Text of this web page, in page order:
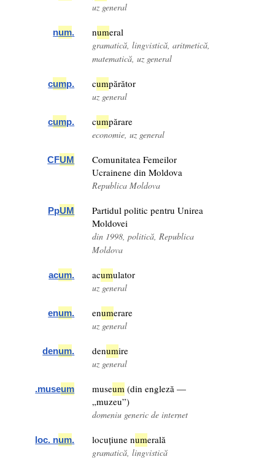
uz general
num. numeral
gramatică, lingvistică, aritmetică,
matematică, uz general
cump. cumpărător
uz general
cump. cumpărare
economie, uz general
CFUM
Comunitatea Femeilor
Ucrainene din Moldova
Republica Moldova
PpUM
Partidul politic pentru Unirea
Moldovei
din 1998, politică, Republica
Moldova
acum. acumulator
uz general
enum. enumerare
uz general
denum. denumire
uz general
.museum museum (din engleză —
„muzeu”)
domeniu generic de internet
loc. num. locuțiune numerală
gramatică, lingvistică